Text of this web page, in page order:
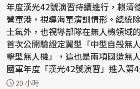
年度漢光42號演習持續進行，賴清
營軍港，視導海軍演訓情形。總統
士氣外，也視導部隊在無人機領域
首次公開驗證定翼型「中型自殺無
擊型無人機」，這也是兩項國造無
國軍年度「漢光42號演習」進入第
立的...
20 小時